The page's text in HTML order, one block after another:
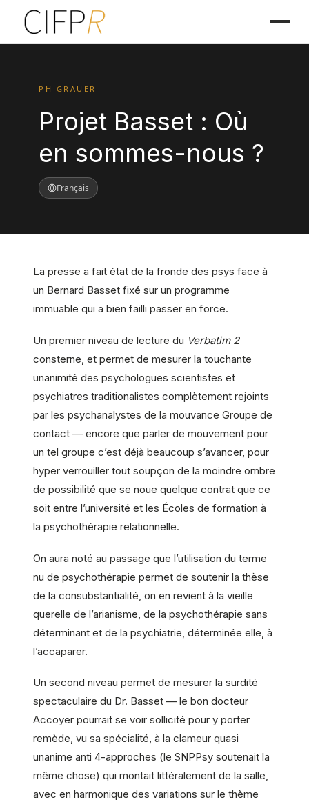
PH GRAUER
Projet Basset : Où
en sommes-nous ?
Français
La presse a fait état de la fronde des psys face à
un Bernard Basset fixé sur un programme
immuable qui a bien failli passer en force.
Un premier niveau de lecture du Verbatim 2
consterne, et permet de mesurer la touchante
unanimité des psychologues scientistes et
psychiatres traditionalistes complètement rejoints
par les psychanalystes de la mouvance Groupe de
contact — encore que parler de mouvement pour
un tel groupe c’est déjà beaucoup s’avancer, pour
hyper verrouiller tout soupçon de la moindre ombre
de possibilité que se noue quelque contrat que ce
soit entre l’université et les Écoles de formation à
la psychothérapie relationnelle.
On aura noté au passage que l’utilisation du terme
nu de psychothérapie permet de soutenir la thèse
de la consubstantialité, on en revient à la vieille
querelle de l’arianisme, de la psychothérapie sans
déterminant et de la psychiatrie, déterminée elle, à
l’accaparer.
Un second niveau permet de mesurer la surdité
spectaculaire du Dr. Basset — le bon docteur
Accoyer pourrait se voir sollicité pour y porter
remède, vu sa spécialité, à la clameur quasi
unanime anti 4-approches (le SNPPsy soutenait la
même chose) qui montait littéralement de la salle,
avec en harmonique des variations sur le thème